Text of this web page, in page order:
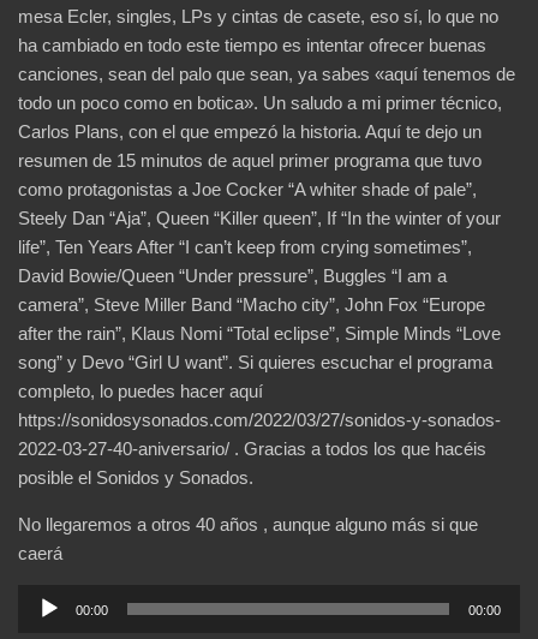
mesa Ecler, singles, LPs y cintas de casete, eso sí, lo que no
ha cambiado en todo este tiempo es intentar ofrecer buenas
canciones, sean del palo que sean, ya sabes «aquí tenemos de
todo un poco como en botica». Un saludo a mi primer técnico,
Carlos Plans, con el que empezó la historia. Aquí te dejo un
resumen de 15 minutos de aquel primer programa que tuvo
como protagonistas a Joe Cocker “A whiter shade of pale”,
Steely Dan “Aja”, Queen “Killer queen”, If “In the winter of your
life”, Ten Years After “I can’t keep from crying sometimes”,
David Bowie/Queen “Under pressure”, Buggles “I am a
camera”, Steve Miller Band “Macho city”, John Fox “Europe
after the rain”, Klaus Nomi “Total eclipse”, Simple Minds “Love
song” y Devo “Girl U want”. Si quieres escuchar el programa
completo, lo puedes hacer aquí
https://sonidosysonados.com/2022/03/27/sonidos-y-sonados-
2022-03-27-40-aniversario/ . Gracias a todos los que hacéis
posible el Sonidos y Sonados.
No llegaremos a otros 40 años , aunque alguno más si que
caerá
Reproductor
00:00 00:00